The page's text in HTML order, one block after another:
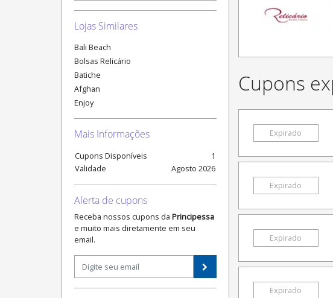
Lojas Similares
Bali Beach
Bolsas Relicário
Batiche
Afghan
Enjoy
Mais Informações
Cupons Disponíveis
1
Validade
Agosto 2026
Alerta de cupons
Receba nossos cupons da Principessa
e muito mais diretamente em seu
email.
Cupons
Expirado
Expirado
Expirado
Expirado